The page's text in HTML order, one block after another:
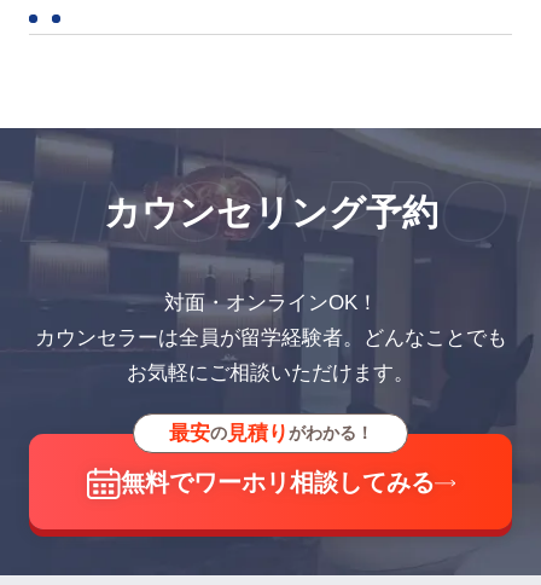
カウンセリング予約
対面・オンラインOK！
カウンセラーは全員が留学経験者。どんなことでも
お気軽にご相談いただけます。
最安の見積りがわかる！
無料でワーホリ相談してみる